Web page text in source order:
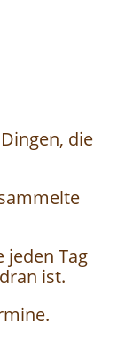
die
jeden Tag
ist.